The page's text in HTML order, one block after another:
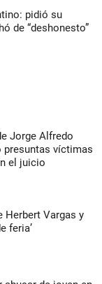
pidió su
de “deshonesto”
Jorge Alfredo
presuntas víctimas
el juicio
Herbert Vargas y
feria’